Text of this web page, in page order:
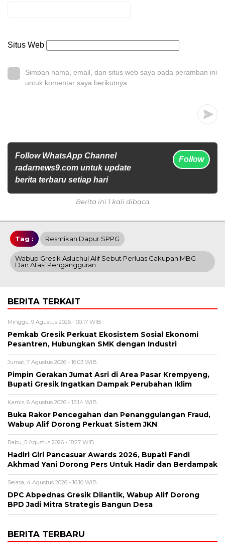
Situs Web
Simpan nama, email, dan situs web saya pada peramban ini
untuk komentar saya berikutnya.
Follow WhatsApp Channel
radarnews9.com untuk update
berita terbaru setiap hari
Follow
Berita ini 1 kali dibaca
Tag : Resmikan Dapur SPPG
Wabup Gresik Asluchul Alif Sebut Perluas Cakupan MBG
Dan Atasi Pengangguran
BERITA TERKAIT
Minggu, 9 Agustus 2026 - 00:17 WIB
Pemkab Gresik Perkuat Ekosistem Sosial Ekonomi
Pesantren, Hubungkan SMK dengan Industri
Jumat, 7 Agustus 2026 - 16:03 WIB
Pimpin Gerakan Jumat Asri di Area Pasar Krempyeng,
Bupati Gresik Ingatkan Dampak Perubahan Iklim
Kamis, 6 Agustus 2026 - 15:14 WIB
Buka Rakor Pencegahan dan Penanggulangan Fraud,
Wabup Alif Dorong Perkuat Sistem JKN
Rabu, 5 Agustus 2026 - 18:27 WIB
Hadiri Giri Pancasuar Awards 2026, Bupati Fandi
Akhmad Yani Dorong Pers Untuk Hadir dan Berdampak
Selasa, 4 Agustus 2026 - 16:10 WIB
DPC Abpednas Gresik Dilantik, Wabup Alif Dorong
BPD Jadi Mitra Strategis Bangun Desa
BERITA TERBARU